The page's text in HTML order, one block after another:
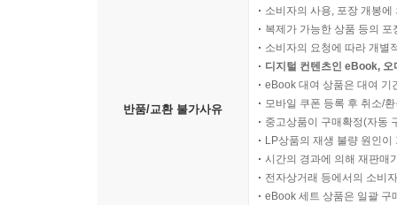
반품/교환 불가사유
소비자의 사용, 포장 개봉
복제가 가능한 상품 등의
소비자의 요청에 따라 개별
디지털 컨텐츠인 eBook,
eBook 대여 상품은 대여 기
모바일 쿠폰 등록 후 취소/
중고상품이 구매확정(자동
LP상품의 재생 불량 원인
시간의 경과에 의해 재판매
전자상거래 등에서의 소비
eBook 세트 상품은 일괄 구